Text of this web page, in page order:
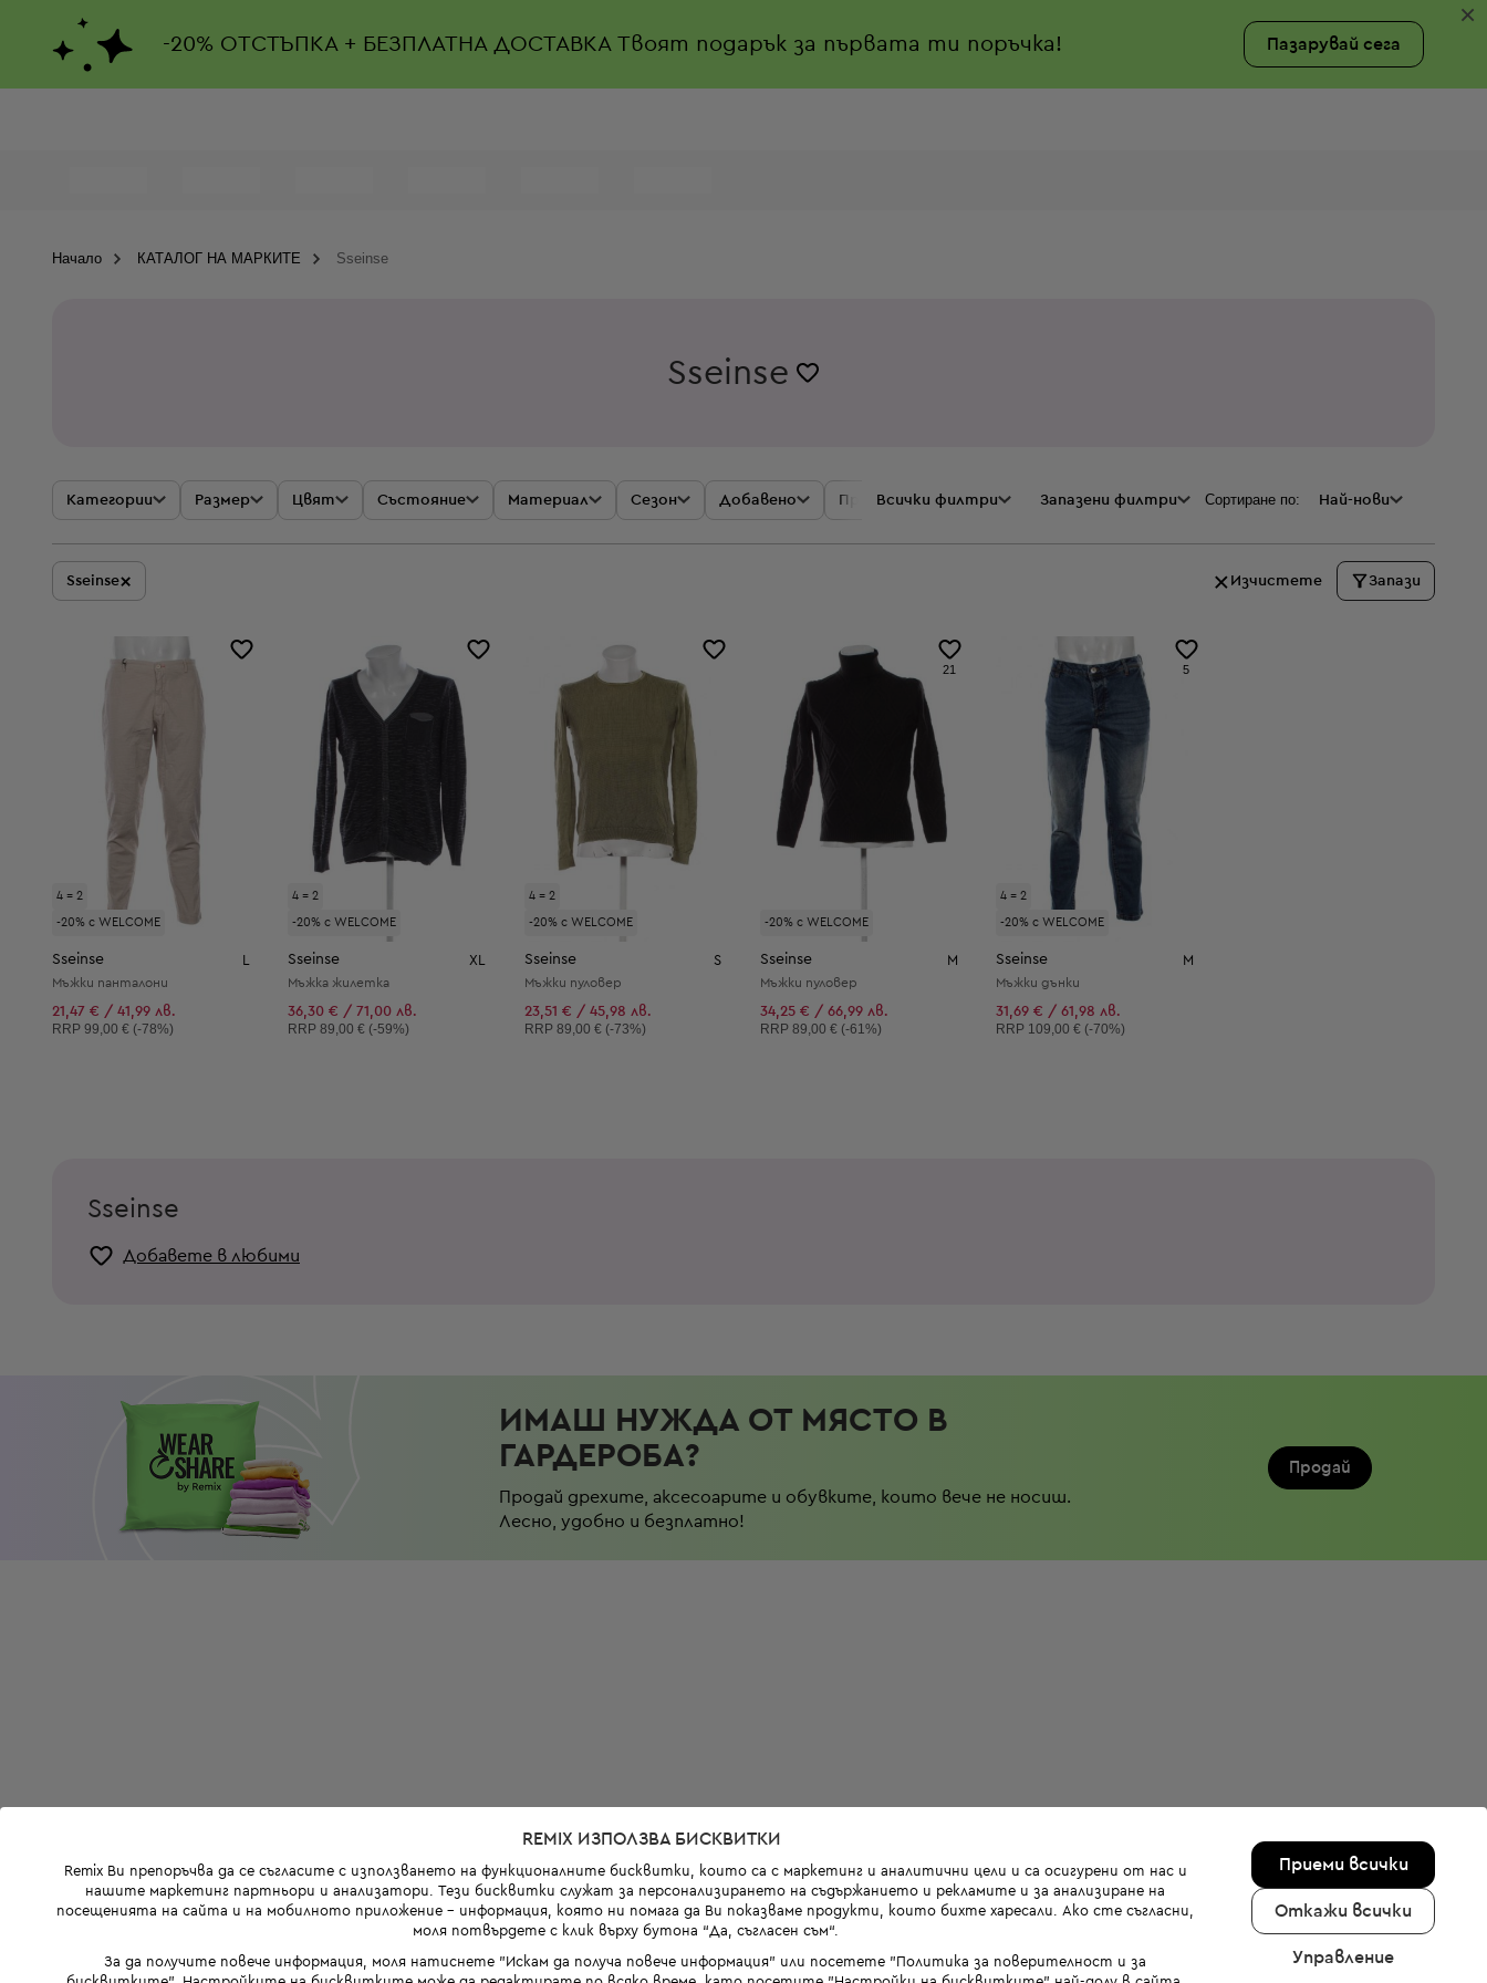
-20% ОТСТЪПКА + БЕЗПЛАТНА ДОСТАВКАТвоят подарък за първата ти поръчка! Пазарувай сега
×
Начало КАТАЛОГ НА МАРКИТЕ Sseinse
Sseinse
Категории Размер Цвят Състояние Материал Сезон Добавено Промоции Цена
Всички филтри Запазени филтри Сортиране по: Най-нови
Sseinse× Изчистете Запази
4 = 2
-20% с WELCOME
Sseinse
Мъжки панталони
21,47 € / 41,99 лв.
Препоръчителна цена:
RRP 99,00 € (-78%)
4 = 2
-20% с WELCOME
Sseinse XL
Мъжка жилетка
36,30 € / 71,00 лв.
Препоръчителна цена:
RRP89,00 € (-59%)
4 = 2
-20% с WELCOME
Sseinse S
Мъжки пуловер
23,51 € / 45,98 лв.
Препоръчителна цена:
RRP 89,00 € (-73%)
-20% с WELCOME
21
Sseinse M
Мъжки пуловер
34,25 € / 66,99 лв.
Препоръчителна цена:
RRP 89,00 € (-61%)
4 = 2
-20% с WELCOME
5
Sseinse M
Мъжки дънки
31,69 € / 61,98 лв.
Препоръчителна цена:
RRP 109,00 € (-70%)
Sseinse
Добавете в любими
ИМАШ НУЖДА ОТ МЯСТО В
ГАРДЕРОБА?
Продай дрехите, аксесоарите и обувките, които вече не носиш.
Лесно, удобно и безплатно!
Продай
REMIX ИЗПОЛЗВА БИСКВИТКИ
Remix Ви препоръчва да се съгласите с използването на функционалните бисквитки, които са с маркетинг и аналитични цели и са осигурени от нас и
нашите маркетинг партньори и анализатори. Тези бисквитки служат за персонализирането на съдържанието и рекламите и за анализиране на
посещенията на сайта и на мобилното приложение - информация, която ни помага да Ви показваме продукти, които бихте харесали. Ако сте съгласни,
моля потвърдете с клик върху бутона “Да, съгласен съм“.
За да получите повече информация, моля натиснете "Искам да получа повече информация" или посетете "Политика за поверителност и за
Приеми всички
Откажи всички
Управление